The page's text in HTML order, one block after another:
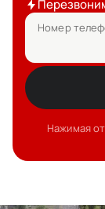
Номер
Нажимая